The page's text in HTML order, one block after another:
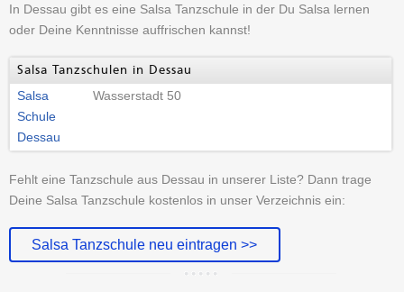
In Dessau gibt es eine Salsa Tanzschule in der Du Salsa lernen
oder Deine Kenntnisse auffrischen kannst!
Salsa Tanzschulen in Dessau
Salsa
Schule
Dessau
Wasserstadt 50
Fehlt eine Tanzschule aus Dessau in unserer Liste? Dann trage
Deine Salsa Tanzschule kostenlos in unser Verzeichnis ein:
Salsa Tanzschule neu eintragen >>